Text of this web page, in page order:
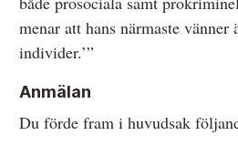
menar att hans närmaste vänner
individer.’”
Anmälan
Du förde fram i huvudsak